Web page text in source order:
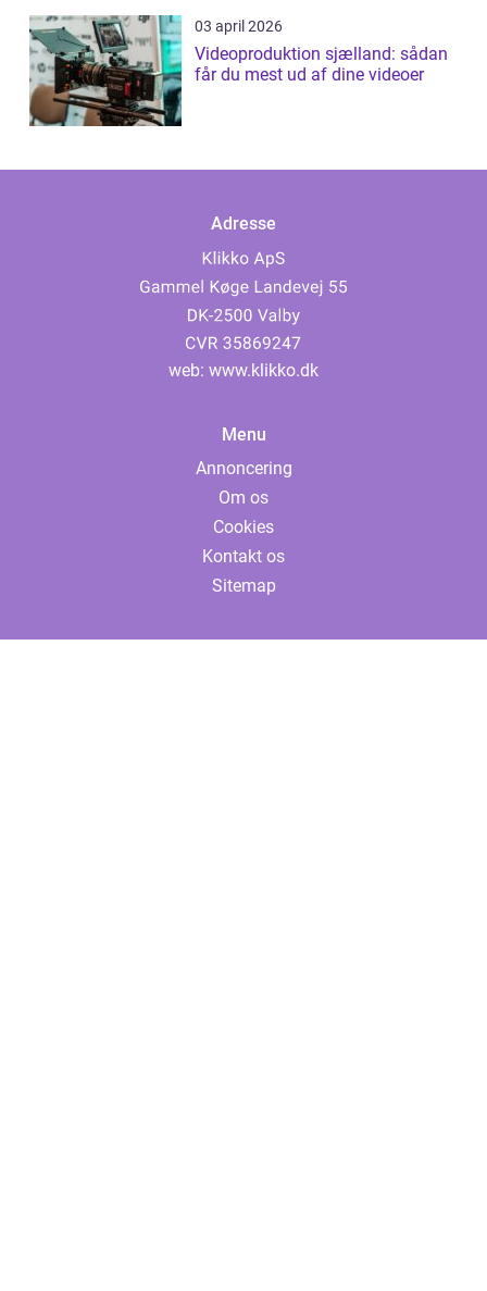
03 april 2026
Videoproduktion sjælland: sådan
får du mest ud af dine videoer
Adresse
web: www.klikko.dk
Menu
Annoncering
Om os
Cookies
Kontakt os
Sitemap